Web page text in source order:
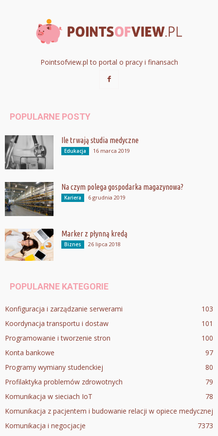
Pointsofview.pl to portal o pracy i finansach
POPULARNE POSTY
Ile trwają studia medyczne
Edukacja 16 marca 2019
Na czym polega gospodarka magazynowa?
Kariera 6 grudnia 2019
Marker z płynną kredą
Biznes 26 lipca 2018
POPULARNE KATEGORIE
Konfiguracja i zarządzanie serwerami
103
Koordynacja transportu i dostaw
101
Programowanie i tworzenie stron
100
Konta bankowe
97
Programy wymiany studenckiej
80
Profilaktyka problemów zdrowotnych
79
Komunikacja w sieciach IoT
78
Komunikacja z pacjentem i budowanie relacji w opiece medycznej
73
Komunikacja i negocjacje 73